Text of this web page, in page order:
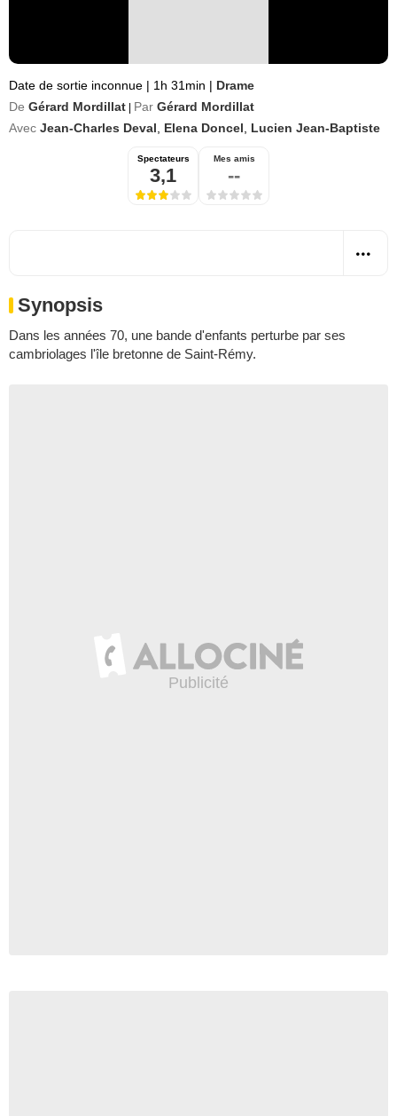
Date de sortie inconnue | 1h 31min | Drame
De Gérard Mordillat Par Gérard Mordillat
Avec Jean-Charles Deval Elena Doncel Lucien Jean-Baptiste
Spectateurs
3,1
Mes amis
--
Synopsis
Dans les années 70, une bande d'enfants perturbe par ses
cambriolages l'île bretonne de Saint-Rémy.